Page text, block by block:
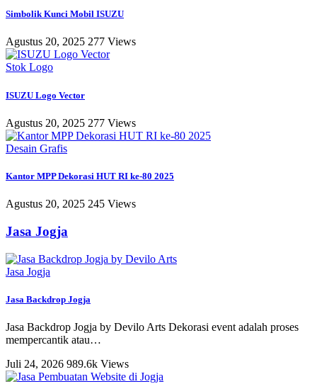
Simbolik Kunci Mobil ISUZU
Agustus 20, 2025 277 Views
Stok Logo
ISUZU Logo Vector
Agustus 20, 2025 277 Views
Desain Grafis
Kantor MPP Dekorasi HUT RI ke-80 2025
Agustus 20, 2025 245 Views
Jasa Jogja
Jasa Jogja
Jasa Backdrop Jogja
Jasa Backdrop Jogja by Devilo Arts Dekorasi event adalah proses
mempercantik atau…
Juli 24, 2026 989.6k Views